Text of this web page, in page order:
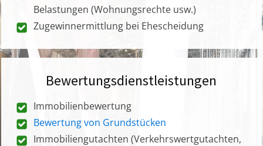
Belastungen (Wohnungsrechte usw.)
Zugewinnermittlung bei Ehescheidung
Bewertungsdienstleistungen
Immobilienbewertung
Bewertung von Grundstücken
Immobiliengutachten (Verkehrswertgutachten,